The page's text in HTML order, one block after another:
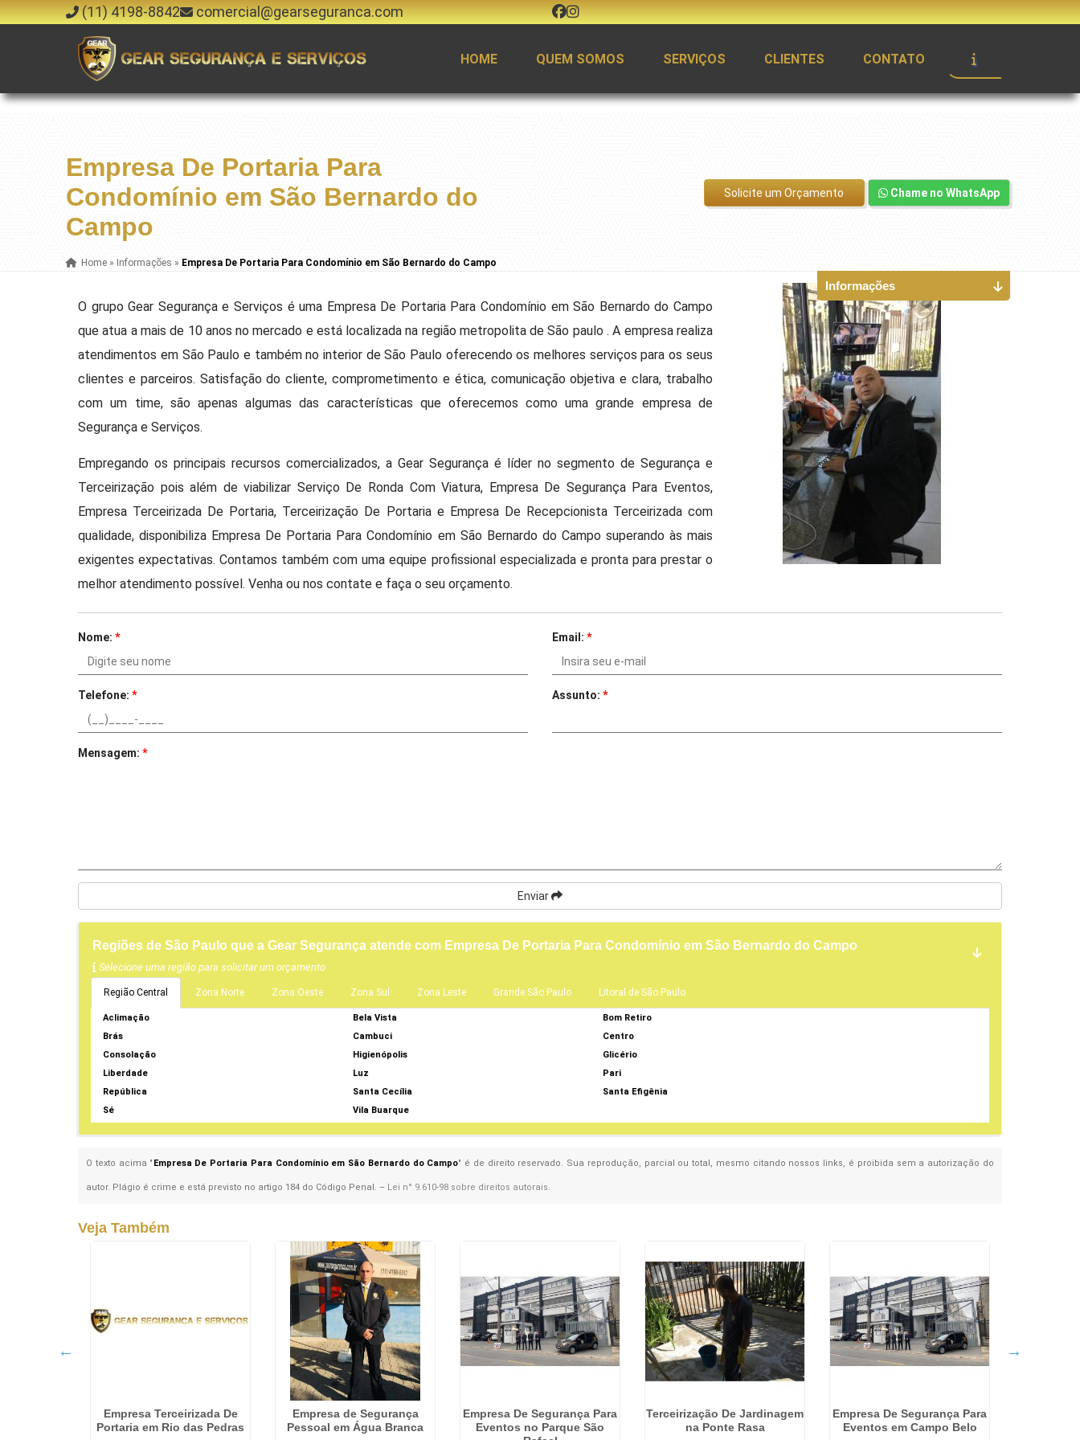
(11) 4198-8842 comercial@gearseguranca.com
HOME QUEM SOMOS SERVIÇOS CLIENTES CONTATO
Empresa De Portaria Para
Condomínio em São Bernardo do
Campo
Home » Informações » Empresa De Portaria Para Condomínio em São Bernardo do Campo
Solicite um Orçamento Chame no WhatsApp
O grupo Gear Segurança e Serviços é uma Empresa De Portaria Para Condomínio em São Bernardo do Campo
que atua a mais de 10 anos no mercado e está localizada na região metropolita de São paulo . A empresa realiza
atendimentos em São Paulo e também no interior de São Paulo oferecendo os melhores serviços para os seus
clientes e parceiros. Satisfação do cliente, comprometimento e ética, comunicação objetiva e clara, trabalho
com um time, são apenas algumas das características que oferecemos como uma grande empresa de
Segurança e Serviços.
Empregando os principais recursos comercializados, a Gear Segurança é líder no segmento de Segurança e
Terceirização pois além de viabilizar Serviço De Ronda Com Viatura, Empresa De Segurança Para Eventos,
Empresa Terceirizada De Portaria, Terceirização De Portaria e Empresa De Recepcionista Terceirizada com
qualidade, disponibiliza Empresa De Portaria Para Condomínio em São Bernardo do Campo superando às mais
exigentes expectativas. Contamos também com uma equipe profissional especializada e pronta para prestar o
melhor atendimento possível. Venha ou nos contate e faça o seu orçamento.
Nome:* Email: *
Telefone:* Assunto: *
Mensagem:*
Enviar
Regiões de São Paulo que a Gear Segurança atende com Empresa De Portaria Para Condomínio em São Bernardo do Campo
Selecione uma região para solicitar um orçamento
Região Central Zona Norte Zona Oeste Zona Sul Zona Leste Grande São Paulo Litoral de São Paulo
Aclimação Bela Vista
Bom Retiro
Brás
Cambuci
Centro
Consolação
Higienópolis
Glicério
Liberdade
Luz
Pari
República
Santa Cecília
Santa Efigênia
Sé
Vila Buarque
O texto acima " Empresa De Portaria Para Condomínio em São Bernardo do Campo" é de direito reservado. Sua reprodução, parcial ou total, mesmo citando nossos links, é proibida sem a autorização do
autor. Plágio é crime e está previsto no artigo 184 do Código Penal. – Lei n° 9.610-98 sobre direitos autorais.
Informações
Veja Também
Empresa Terceirizada De
Portaria em Rio das Pedras
Empresa de Segurança
Pessoal em Água Branca
Empresa De Segurança Para
Eventos no Parque São
Terceirização De Jardinagem
na Ponte Rasa
Empresa De Segurança Para
Eventos em Campo Belo